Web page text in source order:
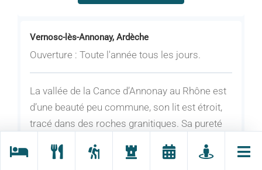
Vernosc-lès-Annonay, Ardèche
Ouverture : Toute l'année tous les jours.
La vallée de la Cance d’Annonay au Rhône est
d’une beauté peu commune, son lit est étroit,
tracé dans des roches granitiques. Sa pureté
d’industries : moulinages, laine, feutre,